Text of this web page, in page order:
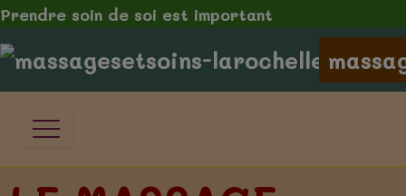
Prendre soin de soi est important